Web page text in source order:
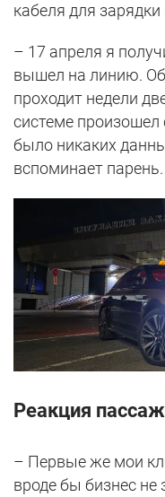
кабеля для
– 17 апреля я
вышел на линию.
проходит недели
системе произошел
было никаких
вспоминает парень.
Реакция
– Первые же мои
вроде бы бизнес